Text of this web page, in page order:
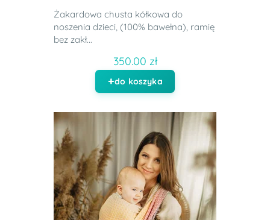
Żakardowa chusta kółkowa do
noszenia dzieci, (100% bawełna), ramię
bez zakł...
350.00 zł
do koszyka